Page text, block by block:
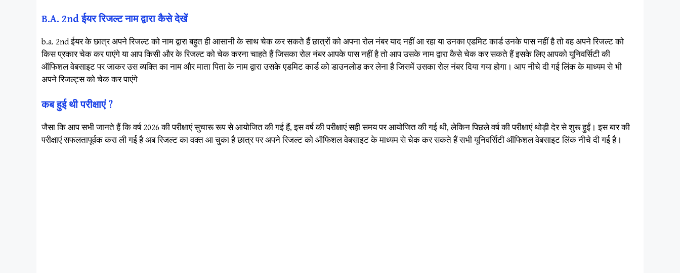
B.A. 2nd ईयर रिजल्ट नाम द्वारा कैसे देखें
b.a. 2nd ईयर के छात्र अपने रिजल्ट को नाम द्वारा बहुत ही आसानी के साथ चेक कर सकते हैं छात्रों को अपना रोल नंबर याद नहीं आ रहा या उनका एडमिट कार्ड उनके पास नहीं है तो वह अपने रिजल्ट को
किस प्रकार चेक कर पाएंगे या आप किसी और के रिजल्ट को चेक करना चाहते हैं जिसका रोल नंबर आपके पास नहीं है तो आप उसके नाम द्वारा कैसे चेक कर सकते हैं इसके लिए आपको यूनिवर्सिटी की
ऑफिशल वेबसाइट पर जाकर उस व्यक्ति का नाम और माता पिता के नाम द्वारा उसके एडमिट कार्ड को डाउनलोड कर लेना है जिसमें उसका रोल नंबर दिया गया होगा। आप नीचे दी गई लिंक के माध्यम से भी
अपने रिजल्ट्स को चेक कर पाएंगे
कब हुई थी परीक्षाएं ?
जैसा कि आप सभी जानते हैं कि वर्ष 2026 की परीक्षाएं सुचारू रूप से आयोजित की गई हैं, इस वर्ष की परीक्षाएं सही समय पर आयोजित की गई थी, लेकिन पिछले वर्ष की परीक्षाएं थोड़ी देर से शुरू हुईं। इस बार की
परीक्षाएं सफलतापूर्वक करा ली गई है अब रिजल्ट का वक्त आ चुका है छात्र पर अपने रिजल्ट को ऑफिशल वेबसाइट के माध्यम से चेक कर सकते हैं सभी यूनिवर्सिटी ऑफिशल वेबसाइट लिंक नीचे दी गई है।